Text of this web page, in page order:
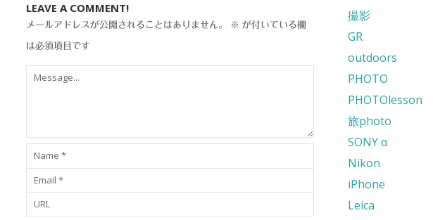
LEAVE A COMMENT!
メールアドレスが公開されることはありません。 ※ が付いている欄
は必須項目です
撮影
GR
outdoors
PHOTO
PHOTOlesson
旅photo
SONY α
Nikon
iPhone
Leica